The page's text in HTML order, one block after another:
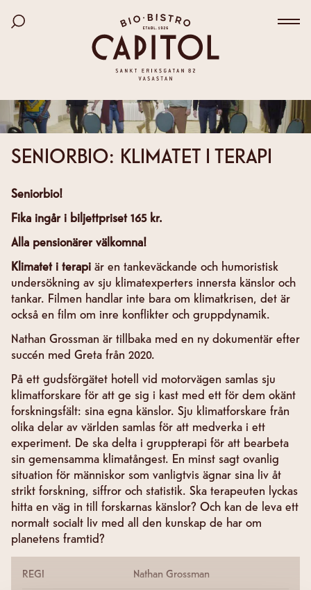
huvudinnehåll
Bio Capitol
Sök bland filmer
SENIORBIO: KLIMATET I TERAPI
Seniorbio!
Fika ingår i biljettpriset 165 kr.
Alla pensionärer välkomna!
Klimatet i terapi är en tankeväckande och humoristisk
undersökning av sju klimatexperters innersta känslor och
tankar. Filmen handlar inte bara om klimatkrisen, det är
också en film om inre konflikter och gruppdynamik.
Nathan Grossman är tillbaka med en ny dokumentär efter
succén med Greta från 2020.
På ett gudsförgätet hotell vid motorvägen samlas sju
klimatforskare för att ge sig i kast med ett för dem okänt
forskningsfält: sina egna känslor. Sju klimatforskare från
olika delar av världen samlas för att medverka i ett
experiment. De ska delta i gruppterapi för att bearbeta
sin gemensamma klimatångest. En minst sagt ovanlig
situation för människor som vanligtvis ägnar sina liv åt
strikt forskning, siffror och statistik. Ska terapeuten lyckas
hitta en väg in till forskarnas känslor? Och kan de leva ett
normalt socialt liv med all den kunskap de har om
planetens framtid?
REGI Nathan Grossman